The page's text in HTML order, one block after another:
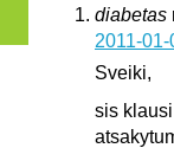
diabetas
2011-
Sveiki,
sis